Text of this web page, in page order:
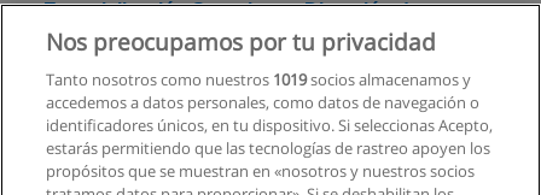
Especialización Superior en Dirección de
Empresas
Solicita información
Maestría en Administración con Mención en
Nos preocupamos por tu privacidad
Tanto nosotros como nuestros 1019socios almacenamos y
accedemos a datos personales, como datos de navegación o
identificadores únicos, en tu dispositivo. Si seleccionas Acepto,
estarás permitiendo que las tecnologías de rastreo apoyen los
propósitos que se muestran en «nosotros y nuestros socios